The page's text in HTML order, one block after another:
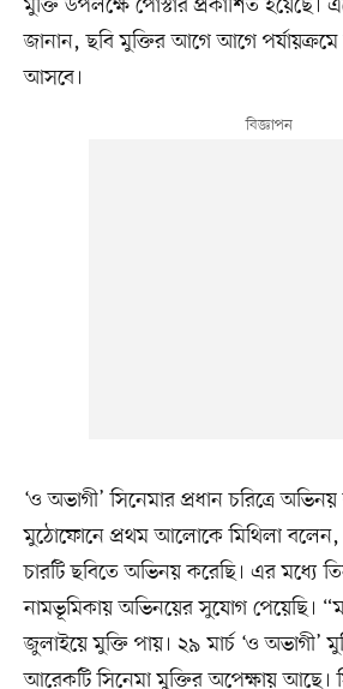
জানান, ছবি মুক্তির আগে আগে পর্যায়ক্রমে
আসবে।
‘ও অভাগী’ সিনেমার প্রধান চরিত্রে
মুঠোফোনে প্রথম আলোকে মিথিলা বলেন,
চারটি ছবিতে অভিনয় করেছি। এর মধ্যে
নামভূমিকায় অভিনয়ের সুযোগ পেয়েছি।
জুলাইয়ে মুক্তি পায়। ২৯ মার্চ ‘ও অভাগী’
আরেকটি সিনেমা মুক্তির অপেক্ষায় আছে।